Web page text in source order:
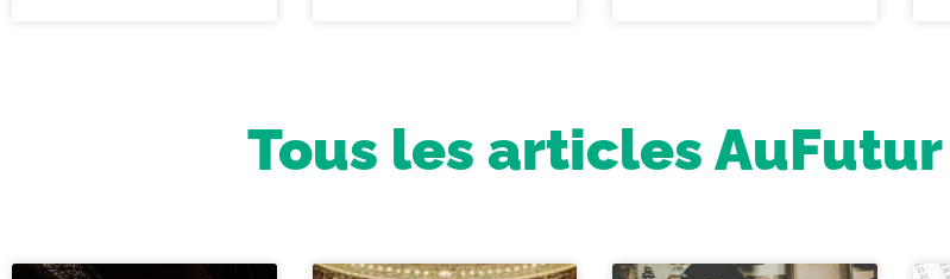
Tous les articles AuFutur